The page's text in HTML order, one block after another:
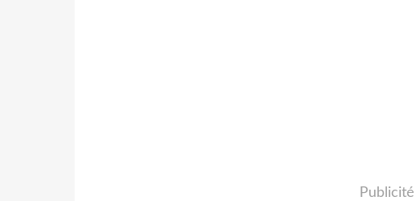
Publicité